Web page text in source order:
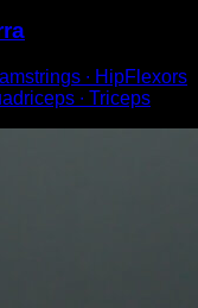
∙ HipFlexors
∙ Triceps